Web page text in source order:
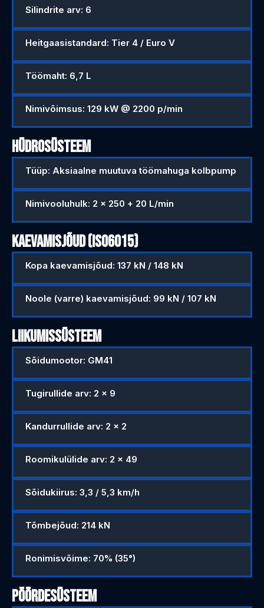
Silindrite arv: 6
Heitgaasistandard: Tier 4 / Euro V
Töömaht: 6,7 L
Nimivõimsus: 129 kW @ 2200 p/min
HÜDROSÜSTEEM
Tüüp: Aksiaalne muutuva töömahuga kolbpump
Nimivooluhulk: 2 × 250 + 20 L/min
KAEVAMISJÕUD (ISO6015)
Kopa kaevamisjõud: 137 kN / 148 kN
Noole (varre) kaevamisjõud: 99 kN / 107 kN
LIIKUMISSÜSTEEM
Sõidumootor: GM41
Tugirullide arv: 2 × 9
Kandurrullide arv: 2 × 2
Roomikulülide arv: 2 × 49
Sõidukiirus: 3,3 / 5,3 km/h
Tõmbejõud: 214 kN
Ronimisvõime: 70% (35°)
PÖÖRDESÜSTEEM